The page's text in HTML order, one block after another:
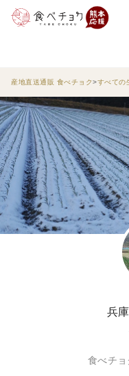
産地直送通販 食べチョク すべての
兵
食べチ